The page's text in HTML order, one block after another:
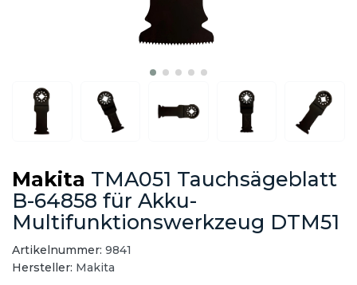
Makita TMA051 Tauchsägeblatt
B-64858 für Akku-
Multifunktionswerkzeug DTM51
Artikelnummer: 9841
Hersteller: Makita